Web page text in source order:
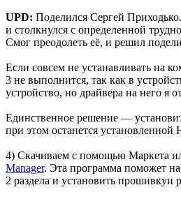
UPD: Поделился Сергей
и столкнулся с определенной
Смог преодолеть её, и решил
Если совсем не устанавливать на
3 не выполнится, так как в
устройство, но драйвера на него я
Единственное решение —
при этом останется установленной
4) Скачиваем с помощью Маркета
Manager. Эта программа поможет
2 раздела и установить прошивкуи